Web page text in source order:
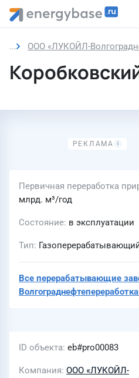
ООО «ЛУКОЙЛ-
Первичная переработка
млрд. м³/год
Состояние в эксплуатации
Тип
Все перерабатывающие
ID объекта eb#pro00083
Компания ООО «ЛУКОЙЛ-